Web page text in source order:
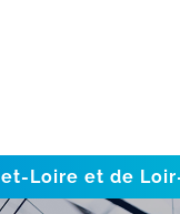
Loire et de